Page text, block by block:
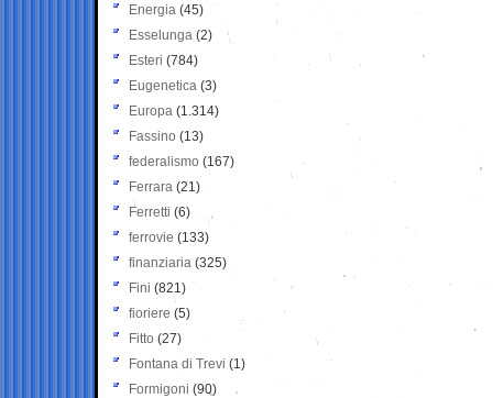
Energia (45)
Esselunga (2)
Esteri (784)
Eugenetica (3)
Europa (1.314)
Fassino (13)
federalismo (167)
Ferrara (21)
Ferretti (6)
ferrovie (133)
finanziaria (325)
Fini (821)
fioriere (5)
Fitto (27)
Fontana di Trevi (1)
Formigoni (90)